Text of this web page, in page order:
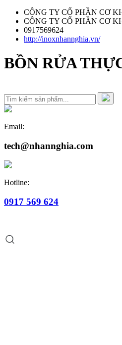
CÔNG TY CỔ PHẦN CƠ
CÔNG TY CỔ PHẦN CƠ
0917569624
http://inoxnhannghia.vn/
BỒN RỬA
Email:
tech@nhannghia.com
Hotline:
0917 569 624